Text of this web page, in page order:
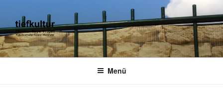
springen
TIEFKULTUR
kulturjournalist kurator moderator
Menü